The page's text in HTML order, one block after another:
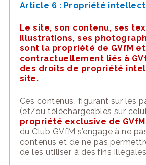
Article 6 : Propriété
Lesite, son contenu, ses
illustrations,ses
sont la propriété de GVfM
contractuellement liés à
des droits de propriété
site.
Ces contenus, figurant sur les
(et/ou téléchargeables sur
propriété exclusive de GVfM
du Club GVfM s’engage à ne
contenus et de ne pas
de les utiliser à des fins